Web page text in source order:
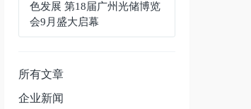
色发展 第18届广州光储博览
会9月盛大启幕
所有文章
企业新闻